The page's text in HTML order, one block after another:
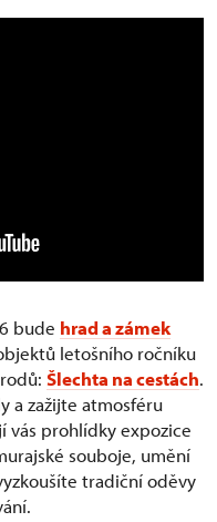
bude hrad a zámek
letošního ročníku
Šlechta na cestách.
a zažijte atmosféru
vás prohlídky expozice
souboje, umění
tradiční oděvy